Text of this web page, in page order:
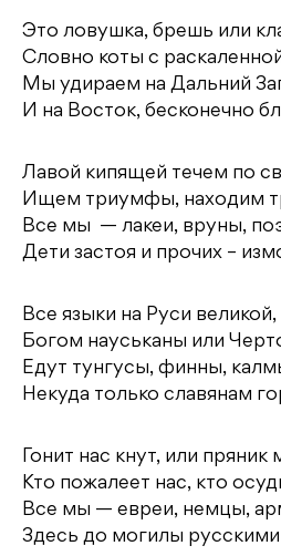
Это ловушка, брешь или
Словно коты с
Мы удираем на Дальний
И на Восток, бесконечно
Лавой кипящей течем по
Ищем триумфы, находим
Все мы — лакеи, вруны,
Дети застоя и прочих –
Все языки на Руси великой,
Богом науськаны или
Едут тунгусы, финны,
Некуда только славянам
Гонит нас кнут, или пряник
Кто пожалеет нас, кто
Все мы — евреи, немцы,
Здесь до могилы